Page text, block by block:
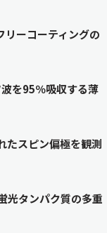
リーコーティングの
を95％吸収する薄
たスピン偏極を観測
光タンパク質の多重